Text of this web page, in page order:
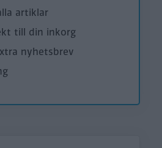
artiklar
till din inkorg
nyhetsbrev